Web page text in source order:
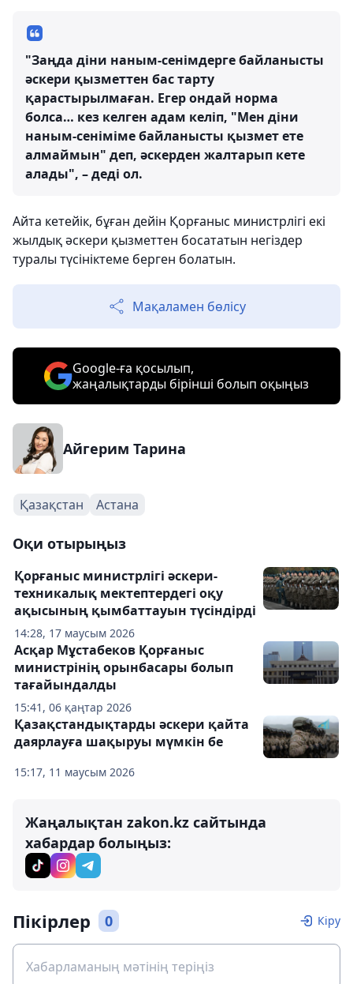
"Заңда діни наным-сенімдерге байланысты
әскери қызметтен бас тарту
қарастырылмаған. Егер ондай норма
болса… кез келген адам келіп, "Мен діни
наным-сеніміме байланысты қызмет ете
алмаймын" деп, әскерден жалтарып кете
алады", – деді ол.
Айта кетейік, бұған дейін Қорғаныс министрлігі екі
жылдық әскери қызметтен босататын негіздер
туралы түсініктеме берген болатын.
Мақаламен бөлісу
Google-ға қосылып,
жаңалықтарды бірінші болып оқыңыз
Айгерим Тарина
Қазақстан Астана
Оқи отырыңыз
14:28, 17 маусым 2026
Қорғаныс министрлігі әскери-
техникалық мектептердегі оқу
ақысының қымбаттауын түсіндірді
15:41, 06 қаңтар 2026
Асқар Мұстабеков Қорғаныс
министрінің орынбасары болып
тағайындалды
15:17, 11 маусым 2026
Қазақстандықтарды әскери қайта
даярлауға шақыруы мүмкін бе
Жаңалықтан zakon.kz сайтында
хабардар болыңыз:
Пікірлер 0 Кіру